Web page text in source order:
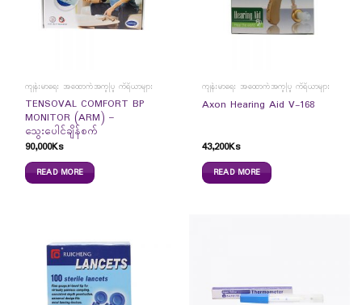
ကျန်းမာရေး အထောက်အကူပြု ကိရိယာများ
TENSOVAL COMFORT BP
MONITOR (ARM) –
သွေးပေါင်ချိန်စက်
90,000Ks
READ MORE
ကျန်းမာရေး အထောက်အကူပြု ကိရိယာများ
Axon Hearing Aid V-168
43,200Ks
READ MORE